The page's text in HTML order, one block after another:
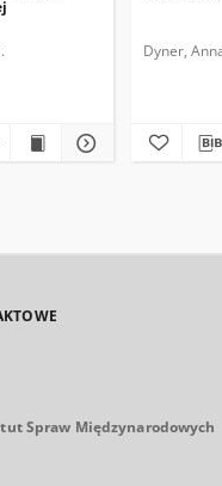
Dyner,
Spraw Międzynarodowych